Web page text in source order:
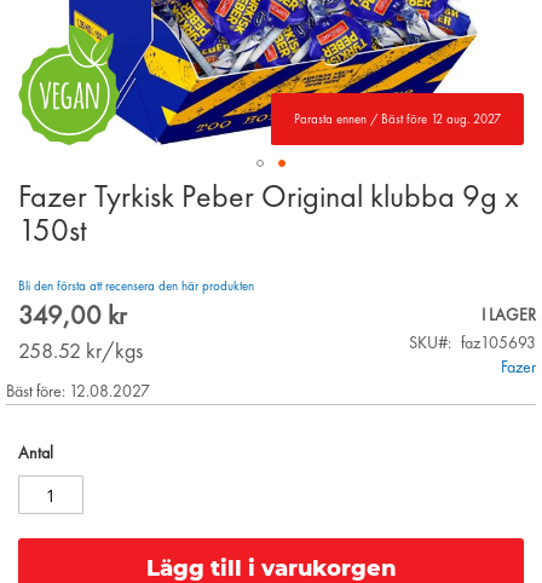
Parasta ennen / Bäst före 12 aug. 2027
Skip
to
the
of
the
gallery
Fazer Tyrkisk Peber Original klubba 9g x
150st
Bli den första att recensera den här produkten
349,00 kr
258.52 kr/kgs
I LAGER
SKU
faz105693
Fazer
Bäst före: 12.08.2027
Antal
Lägg till i varukorgen